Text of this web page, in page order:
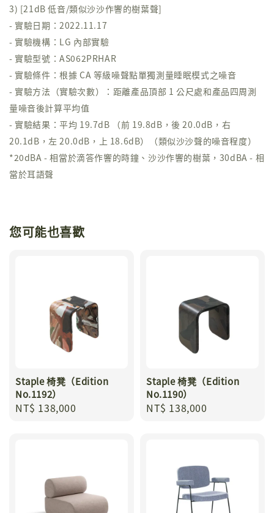
3) [21dB 低音/類似沙沙作響的樹葉聲]
- 實驗日期：2022.11.17
- 實驗機構：LG 內部實驗
- 實驗型號：AS062PRHAR
- 實驗條件：根據 CA 等級噪聲點單獨測量睡眠模式之噪音
- 實驗方法（實驗次數）：距離產品頂部 1 公尺處和產品四周測
量噪音後計算平均值
- 實驗結果：平均 19.7dB （前 19.8dB，後 20.0dB，右
20.1dB，左 20.0dB，上 18.6dB）（類似沙沙聲的噪音程度）
*20dBA - 相當於滴答作響的時鐘、沙沙作響的樹葉，30dBA - 相
當於耳語聲
您可能也喜歡
Staple 椅凳（Edition
No.1192）
Regular
NT$ 138,000
Staple 椅凳（Edition
No.1190）
Regular
NT$ 138,000